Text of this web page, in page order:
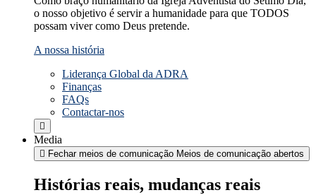
o nosso objetivo é servir a humanidade para que TODOS
possam viver como Deus pretende.
A nossa história
Liderança Global da ADRA
Finanças
FAQs
Contactar-nos
Media
Fechar meios de comunicação Meios de comunicação abertos
Histórias reais, mudanças reais